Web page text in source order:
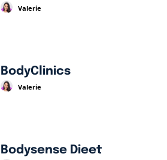
Valerie
BodyClinics
Valerie
Bodysense Dieet